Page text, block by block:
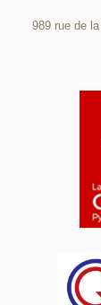
989 rue de